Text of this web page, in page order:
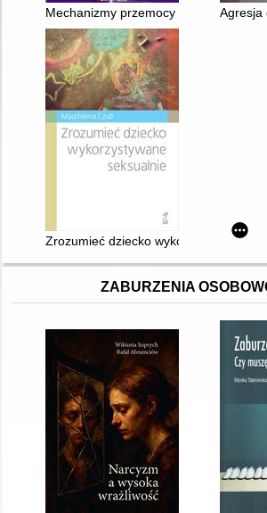
Mechanizmy przemocy w rodzinie : z
Agresja
Zrozumieć dziecko wykorzystywane
ZABURZENIA